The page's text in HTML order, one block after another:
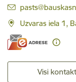
E-pasts:
Uzvaras iela 1,
Visi